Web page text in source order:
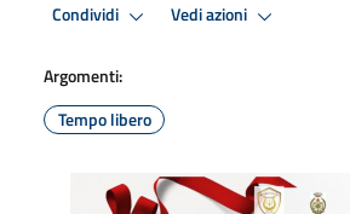
Condividi Vedi azioni
Argomenti:
Tempo libero